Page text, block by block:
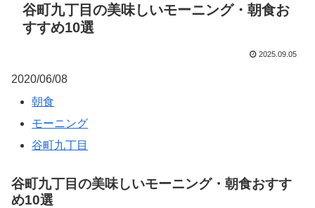
谷町九丁目の美味しいモーニング・朝食お
すすめ10選
2025.09.05
2020/06/08
朝食
モーニング
谷町九丁目
谷町九丁目の美味しいモーニング・朝食おすす
め10選